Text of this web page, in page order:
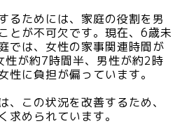
るためには、家庭の役割を男
とが不可欠です。現在、6歳未
では、女性の家事関連時間が
性が約7時間半、男性が約2時
性に負担が偏っています。
この状況を改善するため、
求められています。